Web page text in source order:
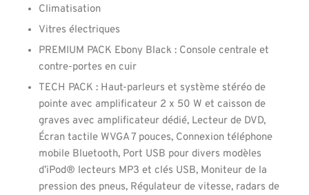
Climatisation
Vitres électriques
PREMIUM PACK Ebony Black : Console centrale et
contre-portes en cuir
TECH PACK : Haut-parleurs et système stéréo de
pointe avec amplificateur 2 x 50 W et caisson de
graves avec amplificateur dédié, Lecteur de DVD,
Écran tactile WVGA 7 pouces, Connexion téléphone
mobile Bluetooth, Port USB pour divers modèles
d’iPod® lecteurs MP3 et clés USB, Moniteur de la
pression des pneus, Régulateur de vitesse, radars de